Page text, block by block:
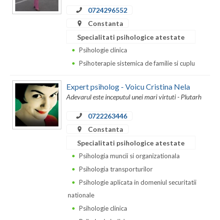
0724296552
Constanta
Specialitati psihologice atestate
Psihologie clinica
Psihoterapie sistemica de familie si cuplu
Expert psiholog - Voicu Cristina Nela
Adevarul este inceputul unei mari virtuti - Plutarh
0722263446
Constanta
Specialitati psihologice atestate
Psihologia muncii si organizationala
Psihologia transporturilor
Psihologie aplicata in domeniul securitatii
nationale
Psihologie clinica